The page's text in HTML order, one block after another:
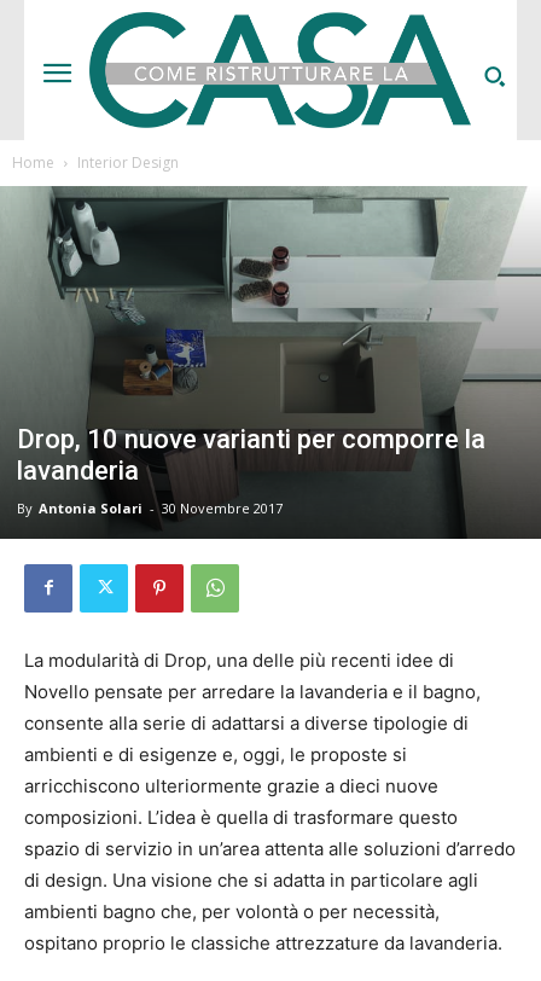
Home Interior Design
Drop, 10 nuove varianti per comporre la
lavanderia
By Antonia Solari - 30 Novembre 2017
La modularità di Drop, una delle più recenti idee di
Novello pensate per arredare la lavanderia e il bagno,
consente alla serie di adattarsi a diverse tipologie di
ambienti e di esigenze e, oggi, le proposte si
arricchiscono ulteriormente grazie a dieci nuove
composizioni. L’idea è quella di trasformare questo
spazio di servizio in un’area attenta alle soluzioni d’arredo
di design. Una visione che si adatta in particolare agli
ambienti bagno che, per volontà o per necessità,
ospitano proprio le classiche attrezzature da lavanderia.